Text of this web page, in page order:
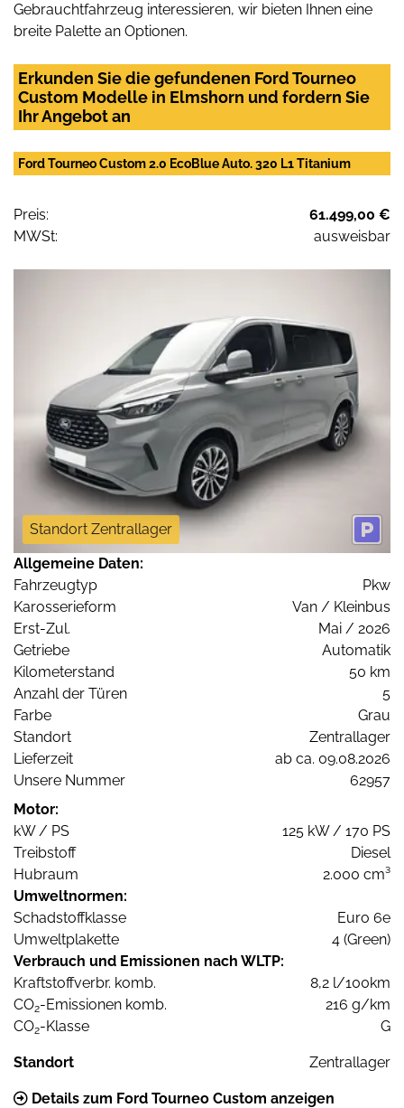
Gebrauchtfahrzeug interessieren, wir bieten Ihnen eine
breite Palette an Optionen.
Erkunden Sie die gefundenen Ford Tourneo
Custom Modelle in Elmshorn und fordern Sie
Ihr Angebot an
Ford Tourneo Custom 2.0 EcoBlue Auto. 320 L1 Titanium
Preis:
61.499,00 €
MWSt:
ausweisbar
Standort Zentrallager
Allgemeine Daten:
Fahrzeugtyp
Pkw
Karosserieform
Van / Kleinbus
Erst-Zul.
Mai / 2026
Getriebe
Automatik
Kilometerstand
50 km
Anzahl der Türen
5
Farbe
Grau
Standort
Zentrallager
Lieferzeit
ab ca. 09.08.2026
Unsere Nummer
62957
Motor:
kW / PS
125 kW / 170 PS
Treibstoff
Diesel
Hubraum
2.000 cm³
Umweltnormen:
Schadstoffklasse
Euro 6e
Umweltplakette
4 (Green)
Verbrauch und Emissionen nach WLTP:
Kraftstoffverbr. komb.
8,2 l/100km
CO2-Emissionen komb.
216 g/km
CO2-Klasse G
Standort Zentrallager
Details zum Ford Tourneo Custom anzeigen